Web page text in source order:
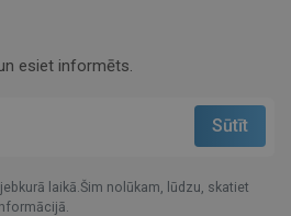
esiet informēts.
laikā.Šim nolūkam, lūdzu, skatiet